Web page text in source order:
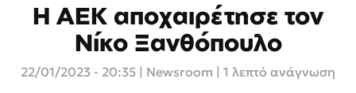
Η ΑΕΚ αποχαιρέτησε τον
Νίκο Ξανθόπουλο
22/01/2023 - 20:35 Newsroom | 1 λεπτό ανάγνωση